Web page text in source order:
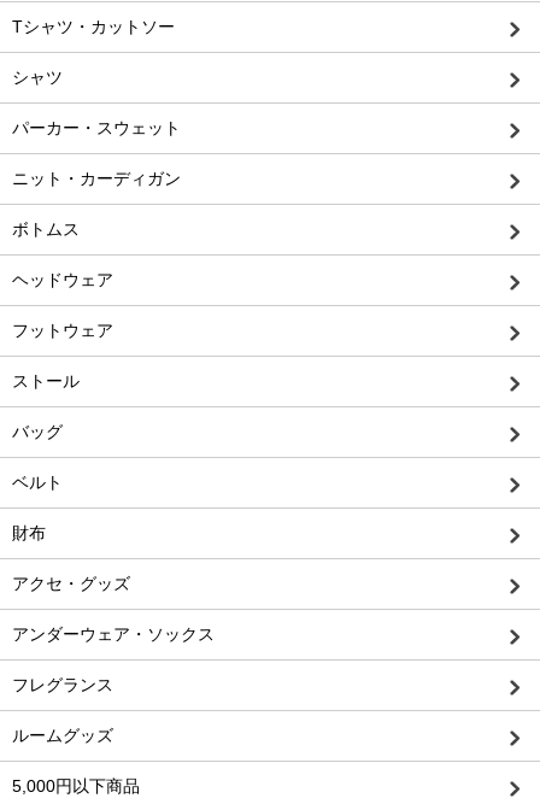
Tシャツ・カットソー
シャツ
パーカー・スウェット
ニット・カーディガン
ボトムス
ヘッドウェア
フットウェア
ストール
バッグ
ベルト
財布
アクセ・グッズ
アンダーウェア・ソックス
フレグランス
ルームグッズ
5,000円以下商品